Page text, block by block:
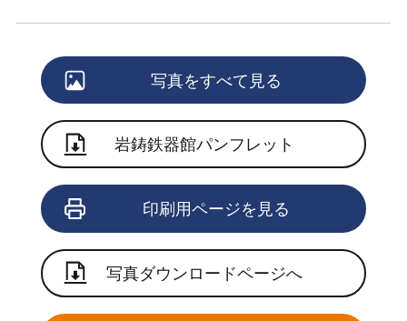
写真をすべて見る
岩鋳鉄器館パンフレット
印刷用ページを見る
写真ダウンロードページへ